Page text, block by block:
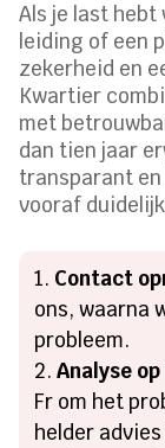
Als je last
leiding of een
zekerheid en
Kwartier
met
dan tien jaar
transparant
vooraf
Contact
ons, waarna
probleem.
Analyse
Fr om het
helder